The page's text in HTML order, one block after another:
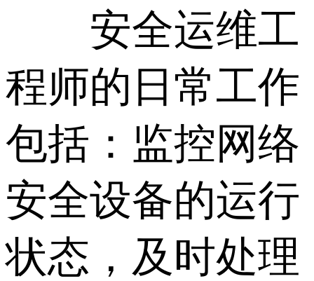
安全运维工
程师的日常工作
包括：监控网络
安全设备的运行
状态，及时处理